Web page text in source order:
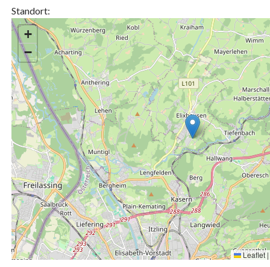
Standort:
+
−
Leaflet |